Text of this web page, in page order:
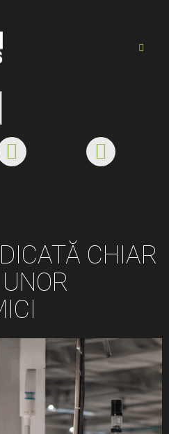
CHIAR